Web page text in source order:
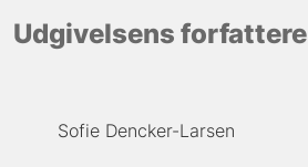
Udgivelsens forfattere
Sofie Dencker-Larsen